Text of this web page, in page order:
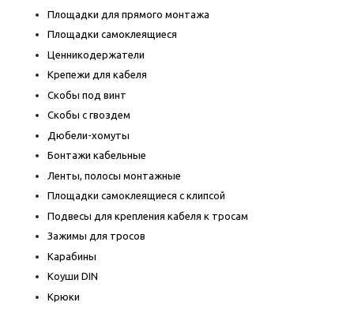
Площадки для прямого монтажа
Площадки самоклеящиеся
Ценникодержатели
Крепежи для кабеля
Скобы под винт
Скобы с гвоздем
Дюбели-хомуты
Бонтажи кабельные
Ленты, полосы монтажные
Площадки самоклеящиеся с клипсой
Подвесы для крепления кабеля к тросам
Зажимы для тросов
Карабины
Коуши DIN
Крюки